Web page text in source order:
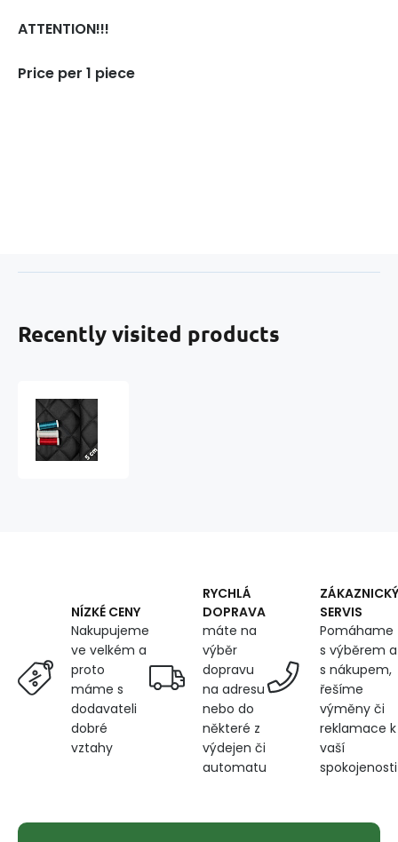
ATTENTION!!!
Price per 1 piece
Recently visited products
x
1.1
m
NÍZKÉ CENY
Nakupujeme
ve velkém a
proto
máme s
dodavateli
dobré
vztahy
RYCHLÁ
DOPRAVA
máte na
výběr
dopravu
na adresu
nebo do
některé z
výdejen či
automatu
ZÁKAZNICKÝ
SERVIS
Pomáhame
s výběrem a
s nákupem,
řešíme
výměny či
reklamace k
vaší
spokojenosti